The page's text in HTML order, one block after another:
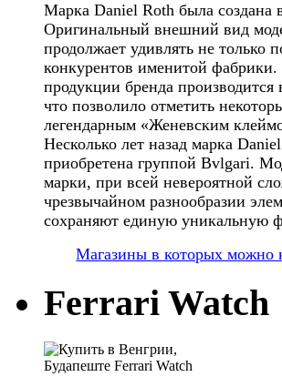
Марка Daniel Roth была создана
Оригинальный внешний вид
продолжает удивлять не только
конкурентов именитой фабрики.
продукции бренда
что позволило отметить
легендарным «Женевским
Несколько лет назад марка
приобретена группой Bvlgari.
марки, при всей невероятной
чрезвычайном разнообразии
сохраняют единую уникальную
Магазины в которых можно
Ferrari Watch